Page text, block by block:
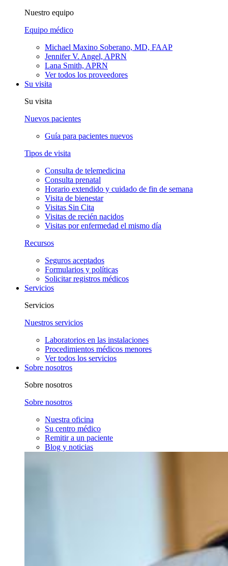
Nuestro equipo
Equipo médico
Michael Maxino Soberano, MD, FAAP
Jennifer V. Angel, APRN
Lana Smith, APRN
Ver todos los proveedores
Su visita
Su visita
Nuevos pacientes
Guía para pacientes nuevos
Tipos de visita
Consulta de telemedicina
Consulta prenatal
Horario extendido y cuidado de fin de semana
Visita de bienestar
Visitas Sin Cita
Visitas de recién nacidos
Visitas por enfermedad el mismo día
Recursos
Seguros aceptados
Formularios y políticas
Solicitar registros médicos
Servicios
Servicios
Nuestros servicios
Laboratorios en las instalaciones
Procedimientos médicos menores
Ver todos los servicios
Sobre nosotros
Sobre nosotros
Sobre nosotros
Nuestra oficina
Su centro médico
Remitir a un paciente
Blog y noticias